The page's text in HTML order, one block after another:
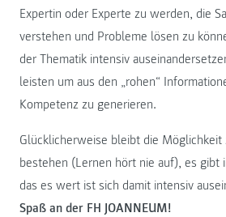
Expertin oder Experte zu werden, die
verstehen und Probleme lösen zu
der Thematik intensiv
leisten um aus den „rohen“
Kompetenz zu generieren.
Glücklicherweise bleibt die Möglichkeit
bestehen (Lernen hört nie auf), es gibt
das es wert ist sich damit intensiv
Spaß an der FH JOANNEUM!